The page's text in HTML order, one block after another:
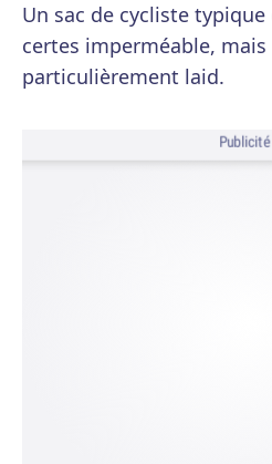
Un sac de cycliste
certes imperméable, mais
particulièrement laid.
Publicité